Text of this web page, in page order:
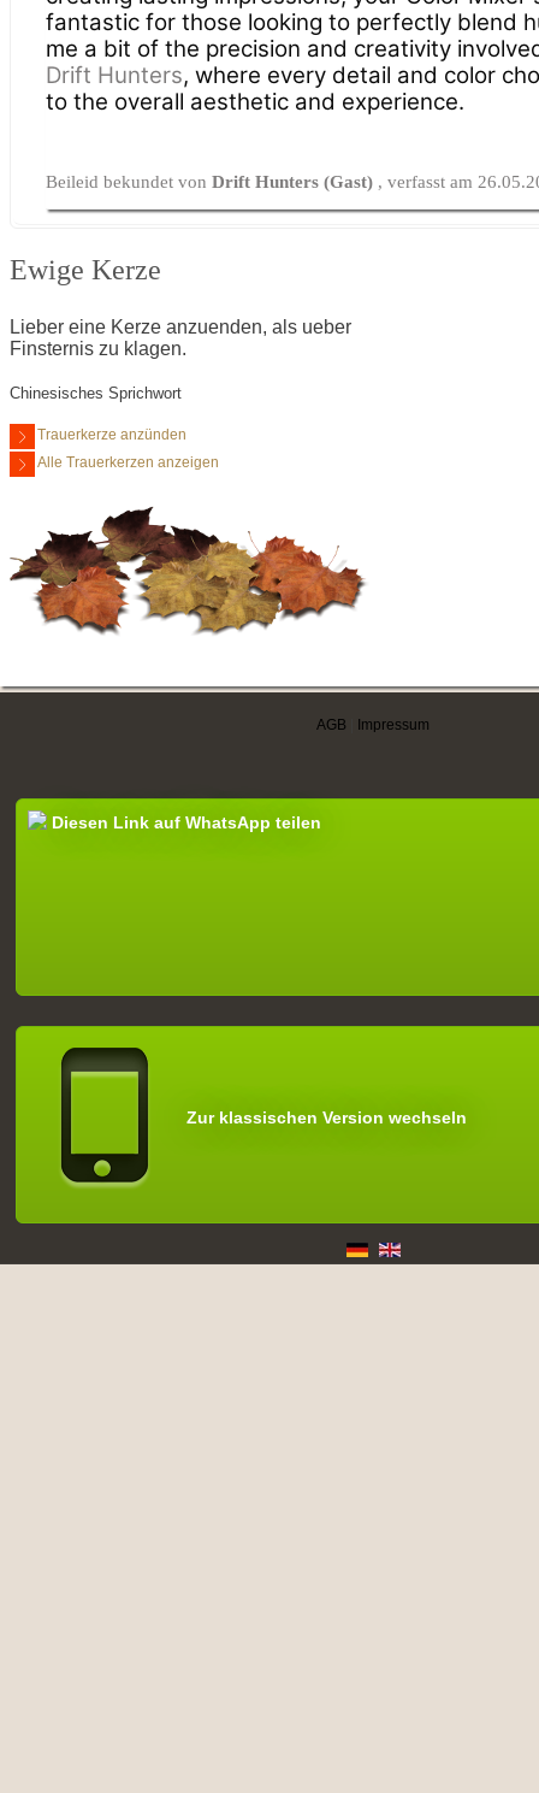
fantastic for those looking to perfectly blend
me a bit of the precision and creativity
Drift Hunters, where every detail and color
to the overall aesthetic and experience.
Beileid bekundet vonDrift Hunters (Gast) , verfasst am
Ewige Kerze
Lieber eine Kerze anzuenden, als ueber
Finsternis zu klagen.
Chinesisches Sprichwort
Trauerkerze anzünden
Alle Trauerkerzen anzeigen
AGB Impressum
Diesen Link auf WhatsApp teilen
Zur klassischen Version wechseln